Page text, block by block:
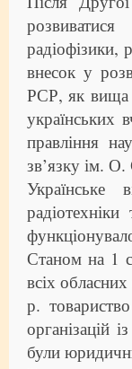
радіофізики,
внесок у
РСР, як вища
українських
правління
зв’язку ім.
Українське
Станом на 1
всіх
р.
організацій
були